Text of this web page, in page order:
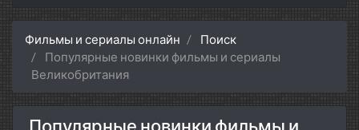
Фильмы и сериалы онлайн
Поиск
Популярные новинки фильмы и сериалы
Великобритания